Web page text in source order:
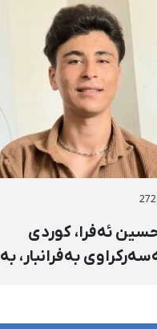
«نێ» بۆ شەش
ئەفرا، کوردی
بەفرانبار، بە